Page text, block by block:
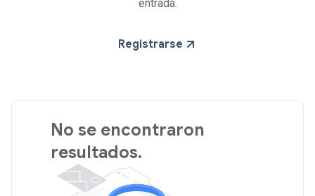
entrada.
Registrarse
No se encontraron
resultados.